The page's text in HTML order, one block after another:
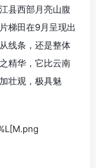
县西部月亮山腹
梯田在9月呈现出
线条，还是整体
精华，它比云南
壮观，极具魅